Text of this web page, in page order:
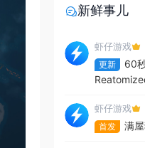
新鲜事儿
虾仔游戏
更新
60
虾仔游戏
首发 满